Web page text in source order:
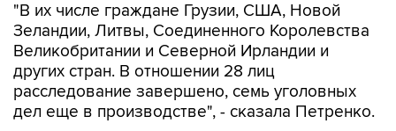
"В их числе граждане Грузии, США, Новой
Зеландии, Литвы, Соединенного Королевства
Великобритании и Северной Ирландии и
других стран. В отношении 28 лиц
расследование завершено, семь уголовных
дел еще в производстве", - сказала Петренко.